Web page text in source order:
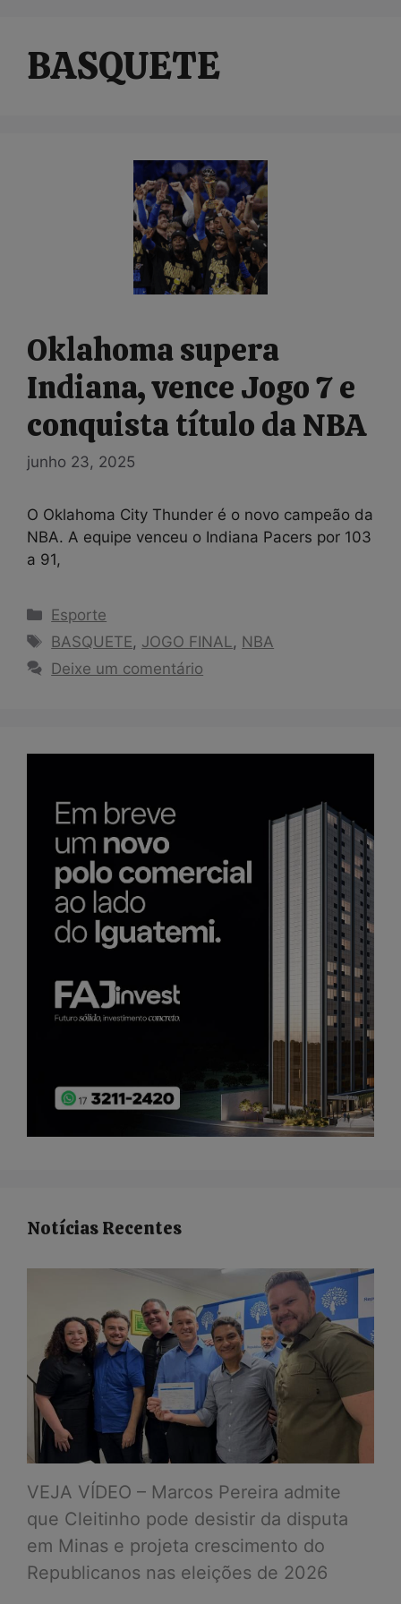
BASQUETE
Oklahoma supera
Indiana, vence Jogo 7 e
conquista título da NBA
junho 23, 2025
O Oklahoma City Thunder é o novo campeão da
NBA. A equipe venceu o Indiana Pacers por 103
a 91,
Categorias
Esporte
Tags
BASQUETE, JOGO FINAL, NBA
Deixe um comentário
Notícias Recentes
VEJA VÍDEO – Marcos Pereira admite
que Cleitinho pode desistir da disputa
em Minas e projeta crescimento do
Republicanos nas eleições de 2026